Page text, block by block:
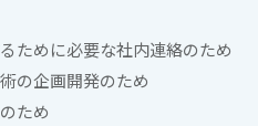
ために必要な社内連絡のため
の企画開発のため
ため